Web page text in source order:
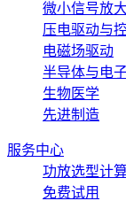
微小信号放大
压电驱动与
电磁场驱动
半导体与电
生物医学
先进制造
服务中心
功放选型计
免费试用